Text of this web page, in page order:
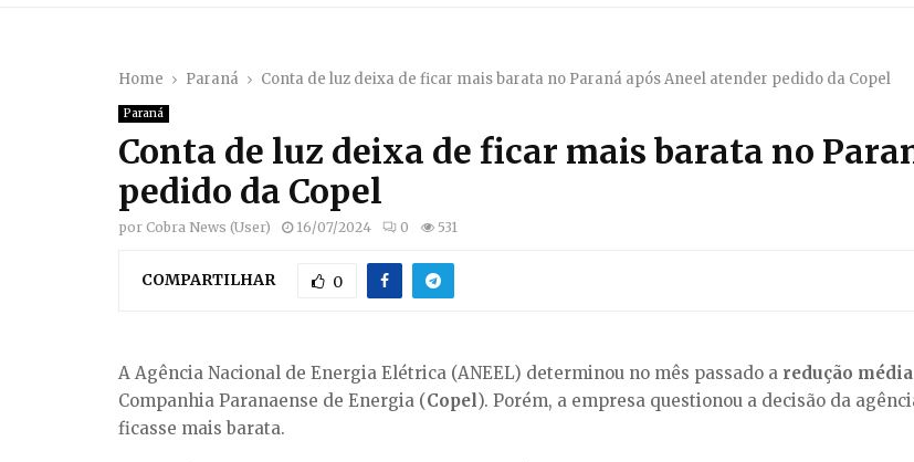
Home Paraná Conta de luz deixa de ficar mais barata no Paraná após Aneel atender pedido da Copel
Paraná
Conta de luz deixa de ficar mais barata no
pedido da Copel
por Cobra News (User) 16/07/2024 0 531
COMPARTILHAR 0
A Agência Nacional de Energia Elétrica (ANEEL) determinou no mês passado a redução
Companhia Paranaense de Energia (Copel ). Porém, a empresa questionou a decisão da
ficasse mais barata.